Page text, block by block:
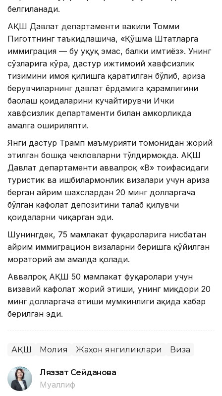
белгиланади.
АҚШ Давлат департаменти вакили Томми
Пиготтнинг таъкидлашича, «Қўшма Штатларга
иммиграция — бу ҳуқуқ эмас, балки имтиёз». Унинг
сўзларига кўра, дастур ижтимоий хавфсизлик
тизимини ҳимоя қилишга қаратилган бўлиб, ариза
берувчиларнинг давлат ёрдамига қарамлигини
баҳолаш қоидаларини кучайтирувчи Ички
хавфсизлик департаменти билан ҳамкорликда
амалга ошириляпти.
Янги дастур Трамп маъмурияти томонидан жорий
этилган бошқа чекловларни тўлдирмоқда. АҚШ
Давлат департаменти аввалроқ «B» тоифасидаги
туристик ва ишбилармонлик визалари учун ариза
берган айрим шахслардан 20 минг долларгача
бўлган кафолат депозитини талаб қилувчи
қоидаларни чиқарган эди.
Шунингдек, 75 мамлакат фуқароларига нисбатан
айрим иммиграцион визаларни беришга қўйилган
мораторий ҳам амалда қолади.
Аввалроқ АҚШ 50 мамлакат фуқаролари учун
визавий кафолат жорий этиши, унинг миқдори 20
минг долларгача етиши мумкинлиги ҳақида хабар
берилган эди.
АҚШ Молия Жаҳон янгиликлари Виза
Ляззат Сейданова
Муаллиф